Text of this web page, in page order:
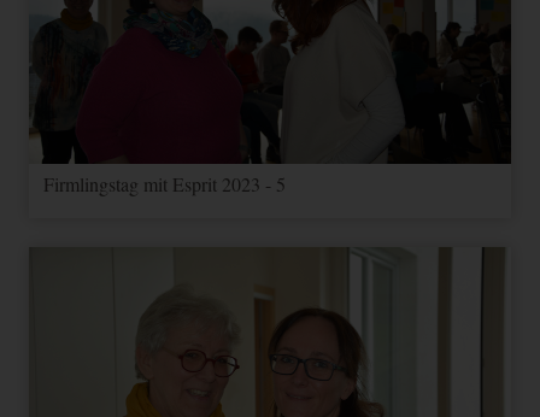
Firmlingstag mit Esprit 2023 - 5